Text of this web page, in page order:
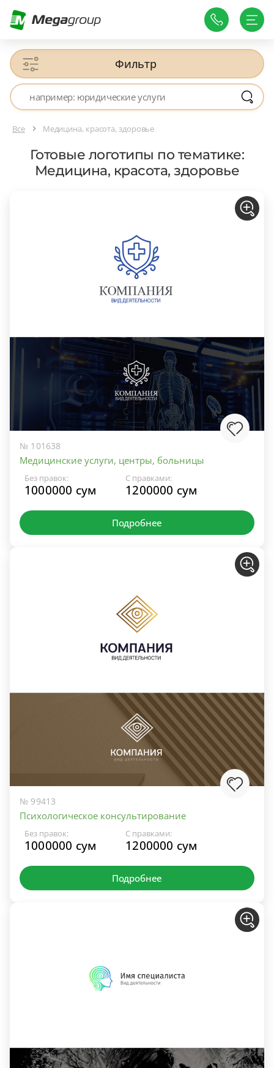
Фильтр
Все Медицина, красота, здоровье
Готовые логотипы по тематике:
Медицина, красота, здоровье
№ 101638
Медицинские услуги, центры, больницы
Без правок:
1000000 сум
С правками:
1200000 сум
Подробнее
№ 99413
Психологическое консультирование
Без правок:
1000000 сум
С правками:
1200000 сум
Подробнее